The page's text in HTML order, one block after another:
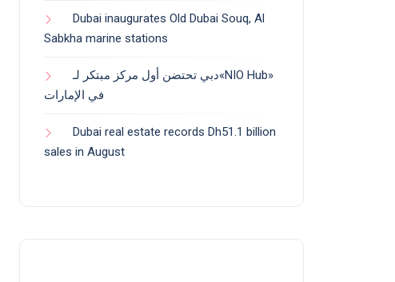
Dubai inaugurates Old Dubai Souq, Al
Sabkha marine stations
دبي تحتضن أول مركز مبتكر لـ«NIO Hub»
في الإمارات
Dubai real estate records Dh51.1 billion
sales in August